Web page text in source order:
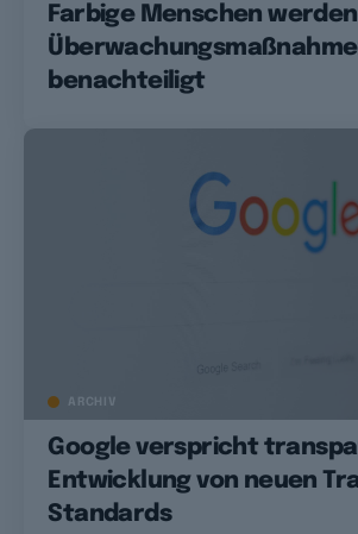
Farbige Menschen
benachteiligt
ARCHIV
Google verspricht
Entwicklung von neuen
Standards